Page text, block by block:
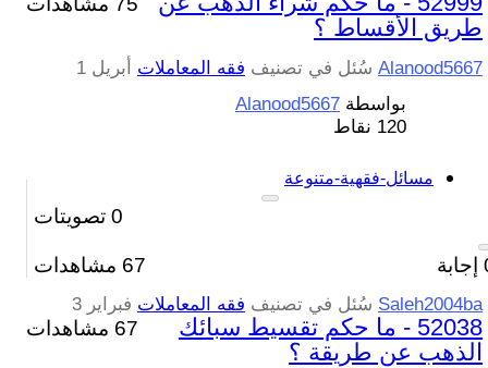
طريق الأقساط ؟
Alanood5667 سُئل في تصنيف فقه المعاملات
أبريل 1
بواسطة Alanood5667
120 نقاط
مسائل-فقهية-متنوعة
0 تصويتات
إجابة 67 مشاهدات
Saleh2004ba سُئل في تصنيف فقه المعاملات فبراير 3
67 مشاهدات
52038 - ما حكم تقسيط سبائك
الذهب عن طريقة ؟